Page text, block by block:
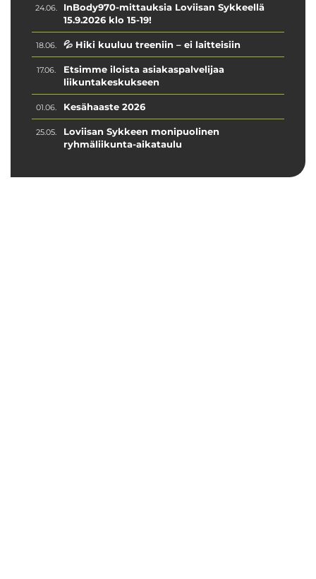
24.06.
InBody970-mittauksia Loviisan Sykkeellä
15.9.2026 klo 15-19!
18.06. 💦 Hiki kuuluu treeniin – ei laitteisiin
17.06.
Etsimme iloista asiakaspalvelijaa
liikuntakeskukseen
01.06. Kesähaaste 2026
25.05.
Loviisan Sykkeen monipuolinen
ryhmäliikunta-aikataulu